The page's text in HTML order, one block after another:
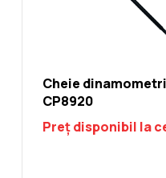
Cheie
CP8920
Preț disponibil la